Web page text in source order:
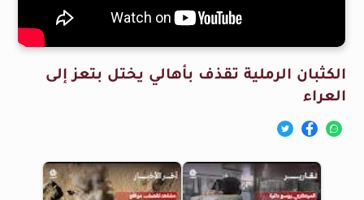
الكثبان الرملية تقذف بأهالي يختل بتعز إلى
العراء